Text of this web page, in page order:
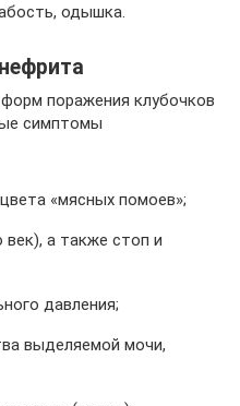
одышка.
поражения клубочков
симптомы
«мясных помоев»;
а также стоп и
давления;
выделяемой мочи,